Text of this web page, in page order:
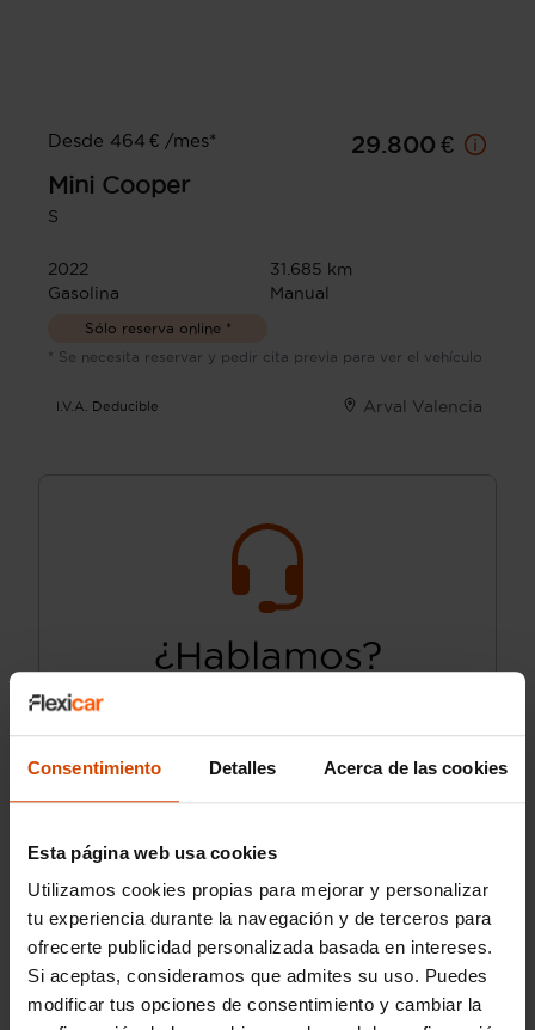
Consentimiento Detalles Acerca de las cookies
Esta página web usa cookies
Utilizamos cookies propias para mejorar y personalizar
tu experiencia durante la navegación y de terceros para
ofrecerte publicidad personalizada basada en intereses.
Si aceptas, consideramos que admites su uso. Puedes
modificar tus opciones de consentimiento y cambiar la
Desde 464 € /mes*
29.800 €
Mini Cooper
S
2022
31.685 km
Gasolina
Manual
Sólo reserva online *
* Se necesita reservar y pedir cita previa para ver el vehículo
I.V.A. Deducible Arval Valencia
¿Hablamos?
910 970 017
L-S: de 9:00 a 20:30h.
D: de 10:00 a 14:00h y de 16:30 a 20:30h